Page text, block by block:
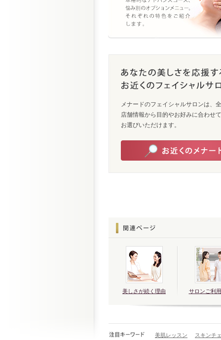
メナードのフェイシャルサロンは、
店舗情報から目的やお好みに合わせ
お選びいただけます。
美しさが続く理由 サロンご利
美肌レッスン スキンチ